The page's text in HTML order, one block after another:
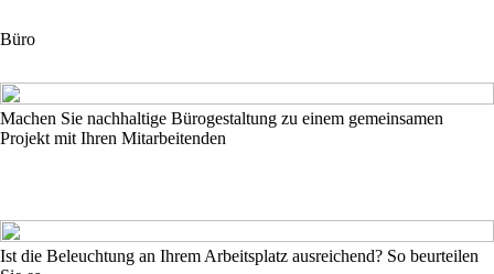
Büro
Machen Sie nachhaltige Bürogestaltung zu einem gemeinsamen
Projekt mit Ihren Mitarbeitenden
Ist die Beleuchtung an Ihrem Arbeitsplatz ausreichend? So beurteilen